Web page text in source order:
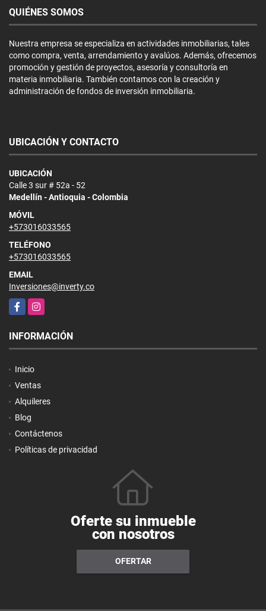
QUIÉNES SOMOS
Nuestra empresa se especializa en actividades inmobiliarias, tales
como compra, venta, arrendamiento y avalúos. Además, ofrecemos
promoción y gestión de proyectos, asesoría y consultoría en
materia inmobiliaria. También contamos con la creación y
administración de fondos de inversión inmobiliaria.
UBICACIÓN Y CONTACTO
UBICACIÓN
Calle 3 sur # 52a - 52
Medellín - Antioquia - Colombia
MÓVIL
+573016033565
TELÉFONO
+573016033565
EMAIL
Inversiones@inverty.co
FacebookInstagram
INFORMACIÓN
Inicio
Ventas
Alquileres
Blog
Contáctenos
Políticas de privacidad
Oferte su inmueble
con nosotros
OFERTAR